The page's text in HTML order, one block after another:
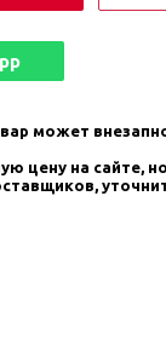
может
цену на сайте,